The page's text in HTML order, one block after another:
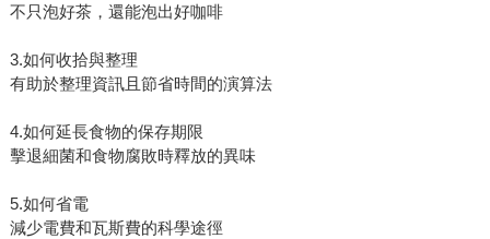
不只泡好茶，還能泡出好咖啡
3.如何收拾與整理
有助於整理資訊且節省時間的演算法
4.如何延長食物的保存期限
擊退細菌和食物腐敗時釋放的異味
5.如何省電
減少電費和瓦斯費的科學途徑